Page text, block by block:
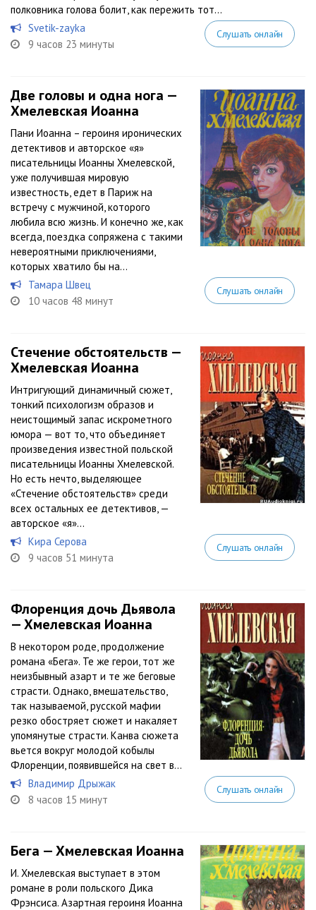
полковника голова болит, как пережить тот...
Svetik-zayka
9 часов 23 минуты
Слушать онлайн
Две головы и одна нога —
Хмелевская Иоанна
Пани Иоанна – героиня иронических
детективов и авторское «я»
писательницы Иоанны Хмелевской,
уже получившая мировую
известность, едет в Париж на
встречу с мужчиной, которого
любила всю жизнь. И конечно же, как
всегда, поездка сопряжена с такими
невероятными приключениями,
которых хватило бы на...
Тамара Швец
10 часов 48 минут
Слушать онлайн
Стечение обстоятельств —
Хмелевская Иоанна
Интригующий динамичный сюжет,
тонкий психологизм образов и
неистощимый запас искрометного
юмора — вот то, что объединяет
произведения известной польской
писательницы Иоанны Хмелевской.
Но есть нечто, выделяющее
«Стечение обстоятельств» среди
всех остальных ее детективов, —
авторское «я»...
Кира Серова
9 часов 51 минута
Слушать онлайн
Флоренция дочь Дьявола
— Хмелевская Иоанна
В некотором роде, продолжение
романа «Бега». Те же герои, тот же
неизбывный азарт и те же беговые
страсти. Однако, вмешательство,
так называемой, русской мафии
резко обостряет сюжет и накаляет
упомянутые страсти. Канва сюжета
вьется вокруг молодой кобылы
Флоренции, появившейся на свет в...
Владимир Дрыжак
8 часов 15 минут
Слушать онлайн
Бега — Хмелевская Иоанна
И. Хмелевская выступает в этом
романе в роли польского Дика
Фрэнсиса. Азартная героиня Иоанна